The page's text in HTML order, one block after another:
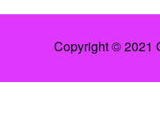
Copyright © 2021